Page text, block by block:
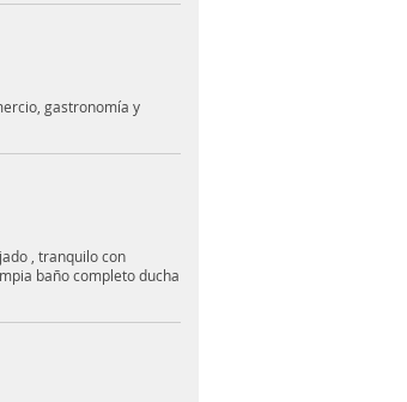
gastronomía y
, tranquilo con
baño completo ducha